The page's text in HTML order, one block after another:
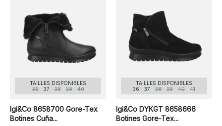
TAILLES DISPONIBLES
36
37 38 39 40
Igi&Co 8658700 Gore-Tex
Botines Cuña...
TAILLES DISPONIBLES
36
37 38 39 40 41
Igi&Co DYKGT 8658666
Botines Gore-Tex...